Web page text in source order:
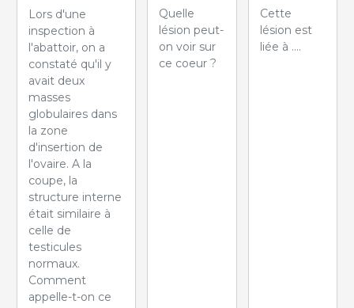
Lors d'une
inspection à
l'abattoir, on a
constaté qu'il y
avait deux
masses
globulaires dans
la zone
d'insertion de
l'ovaire. A la
coupe, la
structure interne
était similaire à
celle de
testicules
normaux.
Comment
appelle-t-on ce
Quelle
lésion peut-
on voir sur
ce coeur ?
Cette
lésion est
liée à ....